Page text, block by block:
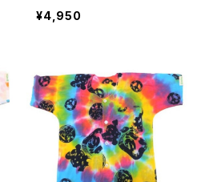
き 木綿晒 平和柄 紺×
ピンク 子供用 日本製
ャツ てぬぐいシャツ 濱い
ちシャツ 焼津 浜通り
港町
¥4,950